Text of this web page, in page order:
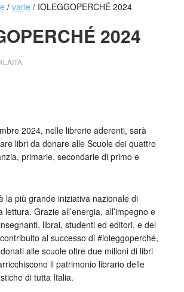
/ varie /IOLEGGOPERCHÉ 2024
2024
2024, nelle librerie aderenti, sarà
libri da donare alle Scuole dei quattro
primarie, secondarie di primo e
la più grande iniziativa nazionale di
lettura. Grazie all’energia, all’impegno e
librai, studenti ed editori, e del
al successo di #ioleggoperché,
alle scuole oltre due milioni di libri
il patrimonio librario delle
di tutta Italia.